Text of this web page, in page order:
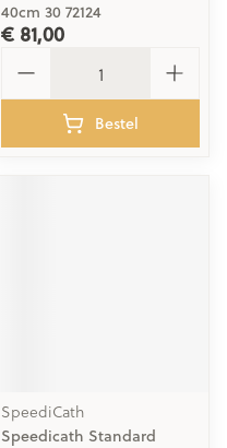
40cm 30 72124
€ 81,00
Bestel
SpeediCath
Speedicath Standard